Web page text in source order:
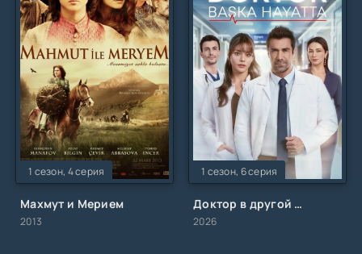
1 сезон, 4 серия
Махмут и Мерием
2013
1 сезон, 6 серия
Доктор в другой жизни
2026